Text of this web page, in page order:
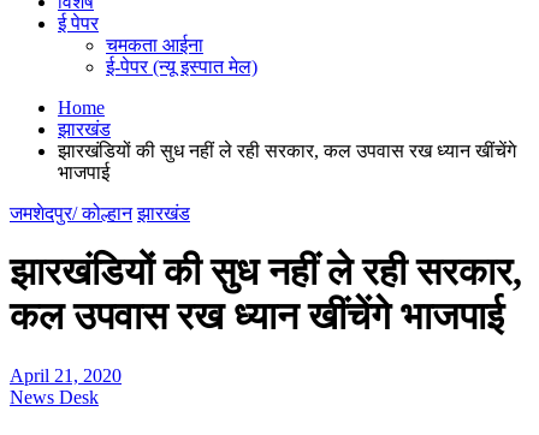
ई पेपर
चमकता आईना
ई-पेपर (न्यू इस्पात मेल)
Home
झारखंड
झारखंडियों की सुध नहीं ले रही सरकार, कल उपवास रख ध्यान खींचेंगे
भाजपाई
जमशेदपुर/ कोल्हान झारखंड
झारखंडियों की सुध नहीं ले रही सरकार,
कल उपवास रख ध्यान खींचेंगे भाजपाई
April 21, 2020
News Desk